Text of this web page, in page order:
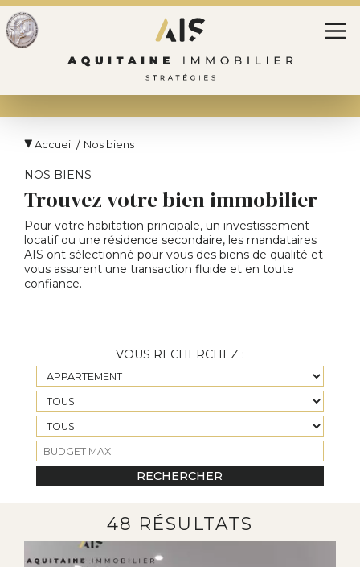
Accueil / Nos biens
NOS BIENS
Trouvez votre bien immobilier
Pour votre habitation principale, un investissement
locatif ou une résidence secondaire, les mandataires
AIS ont sélectionné pour vous des biens de qualité et
vous assurent une transaction fluide et en toute
confiance.
VOUS RECHERCHEZ :
48 RÉSULTATS